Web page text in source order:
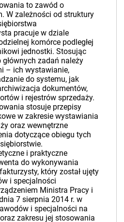
to zawód o
W zależności od struktury
pracuje w dziale
komórce podległej
jednostki. Stosując
zadań należy
– ich wystawianie,
do systemu, jak
dokumentów,
i rejestrów sprzedaży.
stosuje przepisy
w zakresie wystawiania
oraz wewnętrzne
dotyczące obiegu tych
i praktyczne
do wykonywania
który został ujęty
i specjalności
Ministra Pracy i
7 sierpnia 2014 r. w
i specjalności na
zakresu jej stosowania